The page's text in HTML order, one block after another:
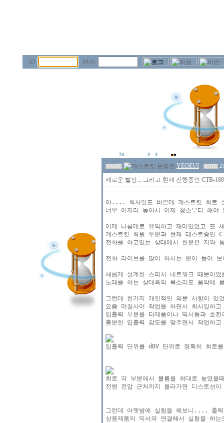
ID PASS
73 2 3
NAME YEOEUI DATE
새로운 발상... 그리고 현재 진행중인 CTB-
아.... 회사일도 바쁜데 캐스트킷 회로
너무 어지러 놓아서 이제 청소부터 해야
어제 나름데로 유익하고 재미있었고 또
캐스트킷 회원 두분과 현재 테스트중인
전화를 하고있는 상태에서 한분은 저와
전화 라이브를 많이 하시는 분이 들어
새롭게 설계한 스피치 네트워크 때문이
노래를 하는 상대측의 목소리도 음악에
그런데 한가지 개인적인 의문 사항이 있
요즘 며칠사이 작업을 하면서 회사일하
입출력 부분을 타제품이나 믹서등과 호
충분한 입출력 감도를 맞추면서 작업하
전원 전압 근처까지 올라가면 디스토션
그런데 어젯밤에 실험을 해보니.... 출
상용제품의 믹서와 연결해서 실험을 하